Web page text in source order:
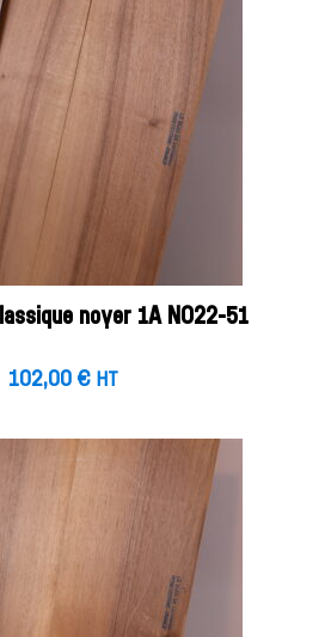
noyer 1A NO22-51
102,00 € HT